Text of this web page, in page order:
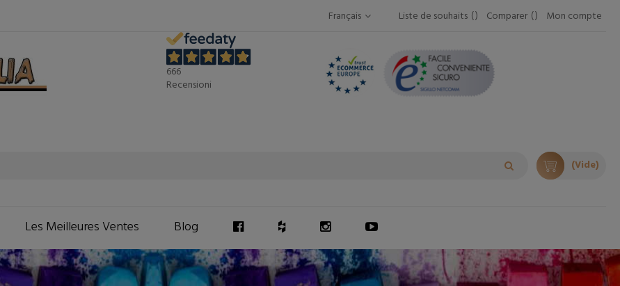
Liste de souhaits Comparer Mon compte
Français
666
Recensioni
(Vide)
Les Meilleures Ventes Blog